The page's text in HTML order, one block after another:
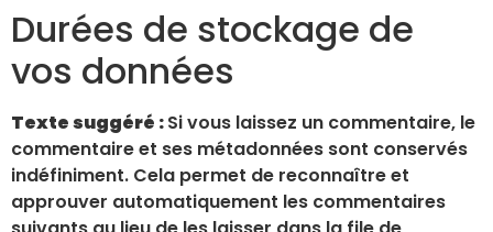
Durées de stockage de
vos données
Texte suggéré :Si vous laissez un commentaire, le
commentaire et ses métadonnées sont conservés
indéfiniment. Cela permet de reconnaître et
approuver automatiquement les commentaires